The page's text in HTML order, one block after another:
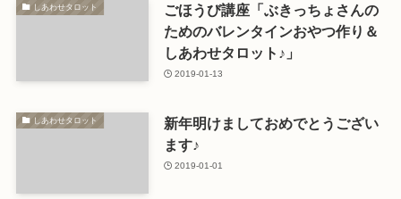
しあわせタロット
ごほうび講座「ぶきっちょさんの
ためのバレンタインおやつ作り＆
しあわせタロット♪」
2019-01-13
しあわせタロット
新年明けましておめでとうござい
ます♪
2019-01-01